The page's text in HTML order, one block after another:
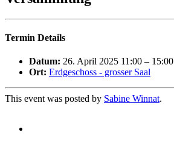
Termin Details
Datum: 26. April 2025 11:00 – 15:00
Ort: Erdgeschoss - grosser Saal
This event was posted by Sabine Winnat.